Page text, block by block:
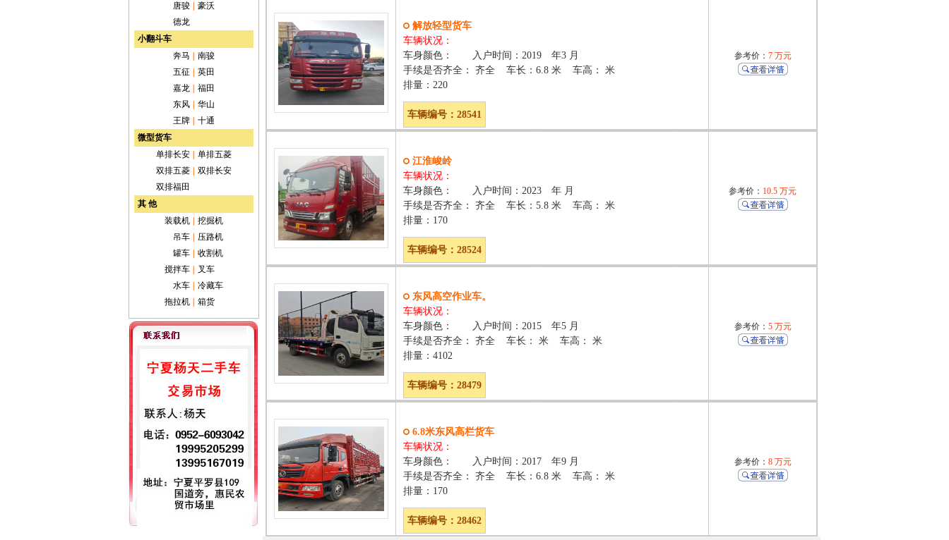
唐骏
豪沃
德龙
小翻斗车
奔马
南骏
五征
英田
嘉龙
福田
东风
华山
王牌
十通
微型货车
单排长安
单排五菱
双排五菱
双排长安
双排福田
其 他
装载机
挖掘机
吊车
压路机
罐车
收割机
搅拌车
叉车
水车
冷藏车
拖拉机
箱货
解放轻型货车
车辆状况：
车身颜色： 入户时间：2019 年3 月
手续是否齐全： 齐全 车长：6.8 米 车高： 米
排量：220
车辆编号：28541
参考价： 7 万元
江淮峻岭
车辆状况：
车身颜色： 入户时间：2023 年 月
手续是否齐全： 齐全 车长：5.8 米 车高： 米
排量：170
车辆编号：28524
参考价： 10.5 万元
东风高空作业车。
车辆状况：
车身颜色： 入户时间：2015 年5 月
手续是否齐全： 齐全 车长： 米 车高： 米
排量：4102
车辆编号：28479
参考价： 5 万元
6.8米东风高栏货车
车辆状况：
车身颜色： 入户时间：2017 年9 月
手续是否齐全： 齐全 车长：6.8 米 车高： 米
排量：170
车辆编号：28462
参考价： 8 万元